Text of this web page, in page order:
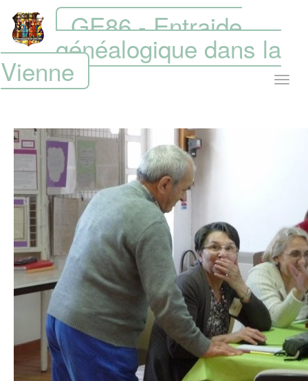
GE86 - Entraide
généalogique dans la
Vienne